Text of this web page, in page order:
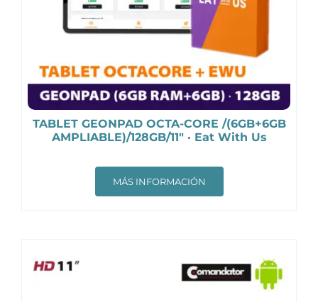
TABLET GEONPAD OCTA-CORE /(6GB+6GB
AMPLIABLE)/128GB/11″ · Eat With Us
MÁS INFORMACIÓN